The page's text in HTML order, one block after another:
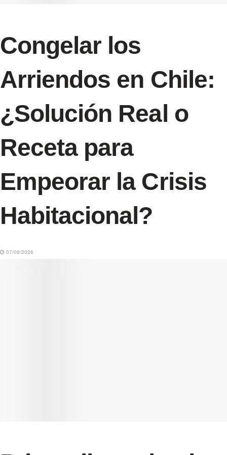
Congelar los
Arriendos en Chile:
¿Solución Real o
Receta para
Empeorar la Crisis
Habitacional?
07/08/2026